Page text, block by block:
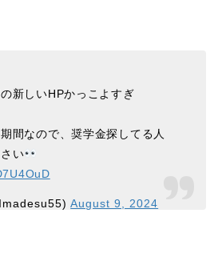
新しいHPかっこよすぎ
間なので、奨学金探してる人
い
August 9, 2024